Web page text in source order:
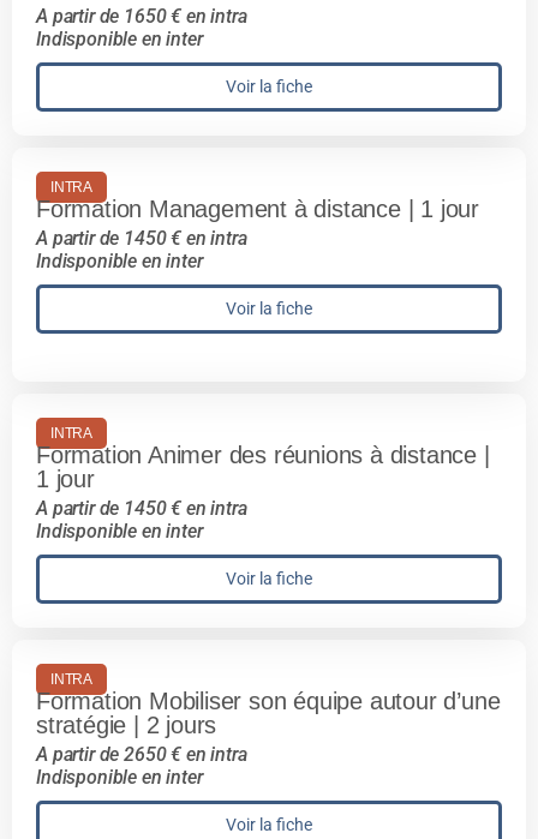
A partir de 1650 € en intra
Indisponible en inter
Voir la fiche
INTRA
Formation Management à distance | 1 jour
A partir de 1450 € en intra
Indisponible en inter
Voir la fiche
INTRA
Formation Animer des réunions à distance |
1 jour
A partir de 1450 € en intra
Indisponible en inter
Voir la fiche
INTRA
Formation Mobiliser son équipe autour d’une
stratégie | 2 jours
A partir de 2650 € en intra
Indisponible en inter
Voir la fiche